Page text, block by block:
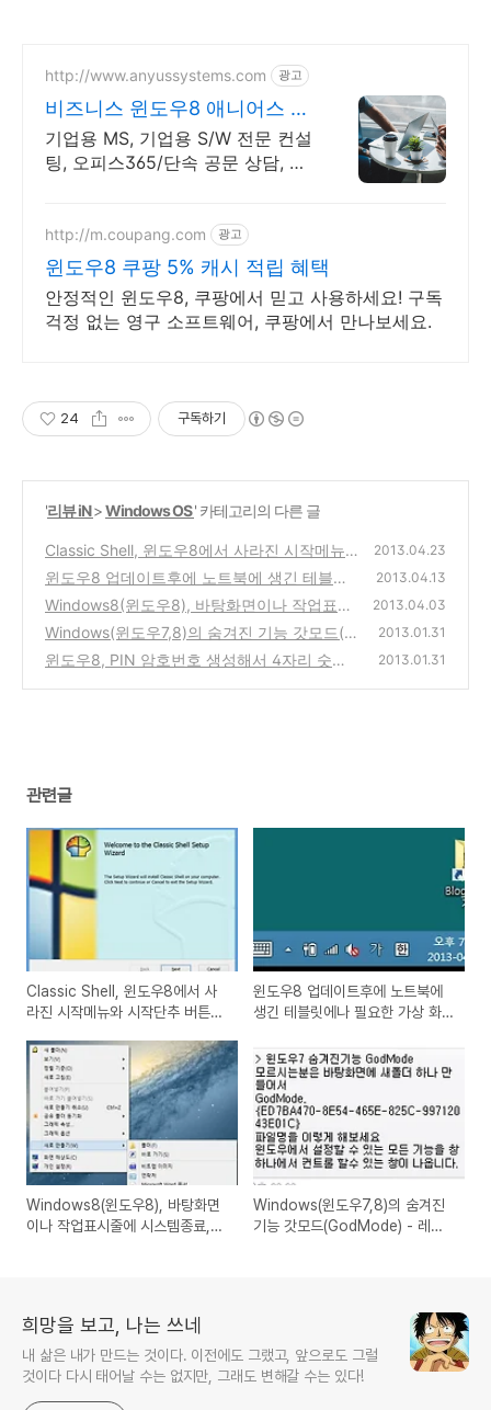
http://www.anyussystems.com 광고
비즈니스 윈도우8 애니어스 고
객과 소통하는 IT 파트너
기업용 MS, 기업용 S/W 전문 컨설
팅, 오피스365/단속 공문 상담, 기
상담을 제공합니다.
http://m.coupang.com 광고
윈도우8 쿠팡 5% 캐시 적립 혜택
안정적인 윈도우8, 쿠팡에서 믿고 사용하세요! 구독
걱정 없는 영구 소프트웨어, 쿠팡에서 만나보세요.
24 구독하기
'리뷰 iN>Windows OS' 카테고리의 다른 글
Classic Shell, 윈도우8에서 사라진 시작메뉴
와 시작단추 버튼을 만들어 주는 유틸리티 프
로그램 간단 사용방법
(5)
2013.04.23
윈도우8 업데이트후에 노트북에 생긴 테블릿
에나 필요한 가상 화면 터치 키보드의 기능과
제거하는 방법(Windows8 update touch key
board)
2013.04.13
Windows8(윈도우8), 바탕화면이나 작업표시
줄에 시스템종료,최대절전모드,절전,다시시작
전원관련 옵션 단축아이콘 만드는 방법
(3)
2013.04.03
Windows(윈도우7,8)의 숨겨진 기능 갓모드(G
odMode) - 레지스트리의 설정값으로 링크시
2013.01.31
윈도우8, PIN 암호번호 생성해서 4자리 숫자
2013.01.31
관련글
Classic Shell, 윈도우8에서 사
라진 시작메뉴와 시작단추 버튼을
간단 사용방법
윈도우8 업데이트후에 노트북에
생긴 테블릿에나 필요한 가상 화
는 방법(Windows8 update
touch keyboard)
Windows8(윈도우8), 바탕화면
이나 작업표시줄에 시스템종료,최
Windows(윈도우7,8)의 숨겨진
기능 갓모드(GodMode) - 레지
희망을 보고, 나는 쓰네
내 삶은 내가 만드는 것이다. 이전에도 그랬고, 앞으로도 그럴
것이다 다시 태어날 수는 없지만, 그래도 변해갈 수는 있다!